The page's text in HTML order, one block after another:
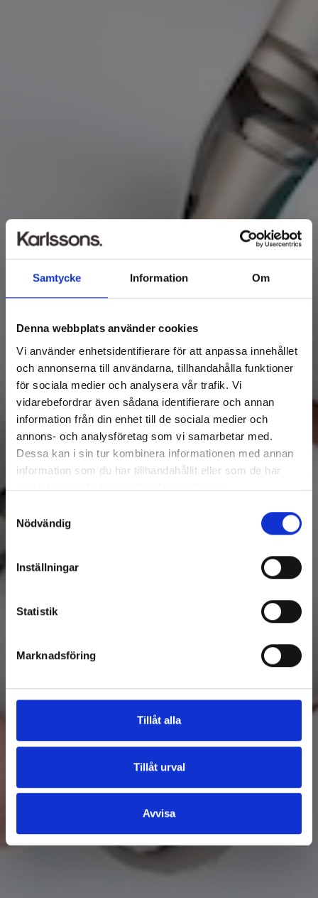
Samtycke Information Om
Denna webbplats använder cookies
Vi använder enhetsidentifierare för att anpassa innehållet
och annonserna till användarna, tillhandahålla funktioner
för sociala medier och analysera vår trafik. Vi
vidarebefordrar även sådana identifierare och annan
information från din enhet till de sociala medier och
annons- och analysföretag som vi samarbetar med.
Dessa kan i sin tur kombinera informationen med annan
information som du har tillhandahållit eller som de har
samlat in när du har använt deras tjänster.
Nödvändig
Inställningar
Statistik
Marknadsföring
Tillåt alla
Tillåt urval
Avvisa